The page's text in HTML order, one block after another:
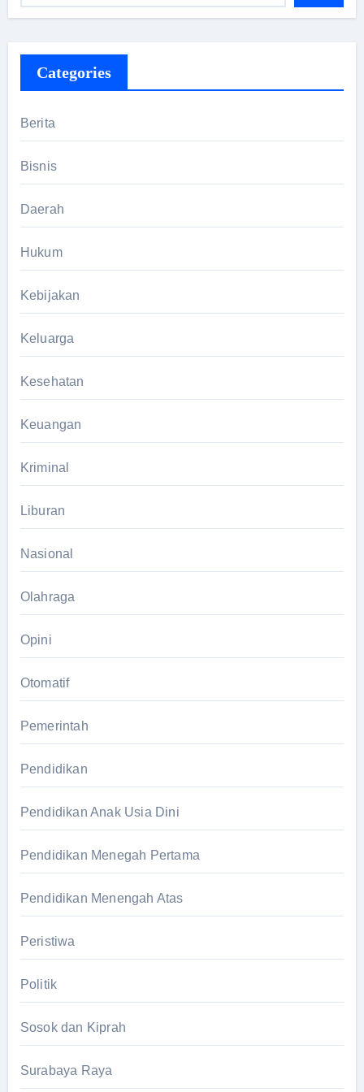
Categories
Berita
Bisnis
Daerah
Hukum
Kebijakan
Keluarga
Kesehatan
Keuangan
Kriminal
Liburan
Nasional
Olahraga
Opini
Otomatif
Pemerintah
Pendidikan
Pendidikan Anak Usia Dini
Pendidikan Menegah Pertama
Pendidikan Menengah Atas
Peristiwa
Politik
Sosok dan Kiprah
Surabaya Raya